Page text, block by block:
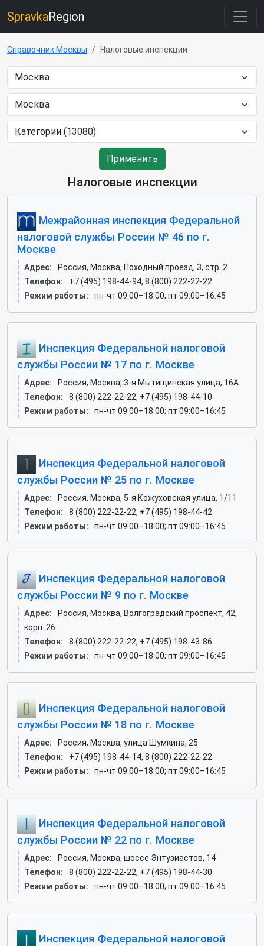
SpravkaRegion
Справочник Москвы Налоговые инспекции
Применить
Налоговые инспекции
Межрайонная инспекция Федеральной
налоговой службы России № 46 по г.
Москве
Адрес:
Россия, Москва, Походный проезд, 3, стр. 2
Телефон:
+7 (495) 198-44-94, 8 (800) 222-22-22
Режим работы:
пн-чт 09:00–18:00; пт 09:00–16:45
Инспекция Федеральной налоговой
службы России № 17 по г. Москве
Адрес:
Россия, Москва, 3-я Мытищинская улица, 16А
Телефон:
8 (800) 222-22-22, +7 (495) 198-44-10
Режим работы:
пн-чт 09:00–18:00; пт 09:00–16:45
Инспекция Федеральной налоговой
службы России № 25 по г. Москве
Адрес:
Россия, Москва, 5-я Кожуховская улица, 1/11
Телефон:
8 (800) 222-22-22, +7 (495) 198-44-42
Режим работы:
пн-чт 09:00–18:00; пт 09:00–16:45
Инспекция Федеральной налоговой
службы России № 9 по г. Москве
Адрес:
Россия, Москва, Волгоградский проспект, 42,
корп. 26
Телефон:
8 (800) 222-22-22, +7 (495) 198-43-86
Режим работы:
пн-чт 09:00–18:00; пт 09:00–16:45
Инспекция Федеральной налоговой
службы России № 18 по г. Москве
Адрес:
Россия, Москва, улица Шумкина, 25
Телефон:
+7 (495) 198-44-14, 8 (800) 222-22-22
Режим работы:
пн-чт 09:00–18:00; пт 09:00–16:45
Инспекция Федеральной налоговой
службы России № 22 по г. Москве
Адрес:
Россия, Москва, шоссе Энтузиастов, 14
Телефон:
8 (800) 222-22-22, +7 (495) 198-44-30
Режим работы:
пн-чт 09:00–18:00; пт 09:00–16:45
Инспекция Федеральной налоговой